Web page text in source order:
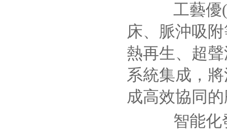
工藝優
床、脈沖吸
熱再生、超
系統集成，
成高效協同
智能化發